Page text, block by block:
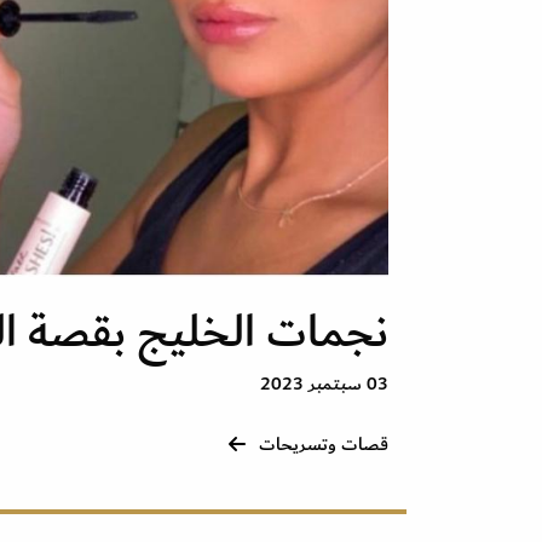
نجمات الخليج بقصة
03 سبتمبر 2023
قصات وتسريحات